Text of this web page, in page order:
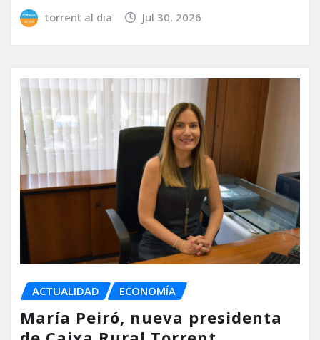
torrent al dia Jul 30, 2026
ACTUALIDAD ECONOMÍA
María Peiró, nueva presidenta